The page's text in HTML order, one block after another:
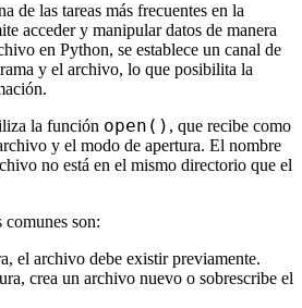
de las tareas más frecuentes en la
acceder y manipular datos de manera
en Python, se establece un canal de
y el archivo, lo que posibilita la
la función open() , que recibe como
y el modo de apertura. El nombre
no está en el mismo directorio que el
comunes son:
el archivo debe existir previamente.
crea un archivo nuevo o sobrescribe el